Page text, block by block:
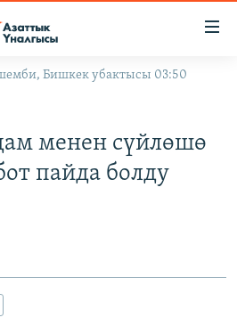
Бишкек убактысы 03:50
менен сүйлөшө
пайда болду